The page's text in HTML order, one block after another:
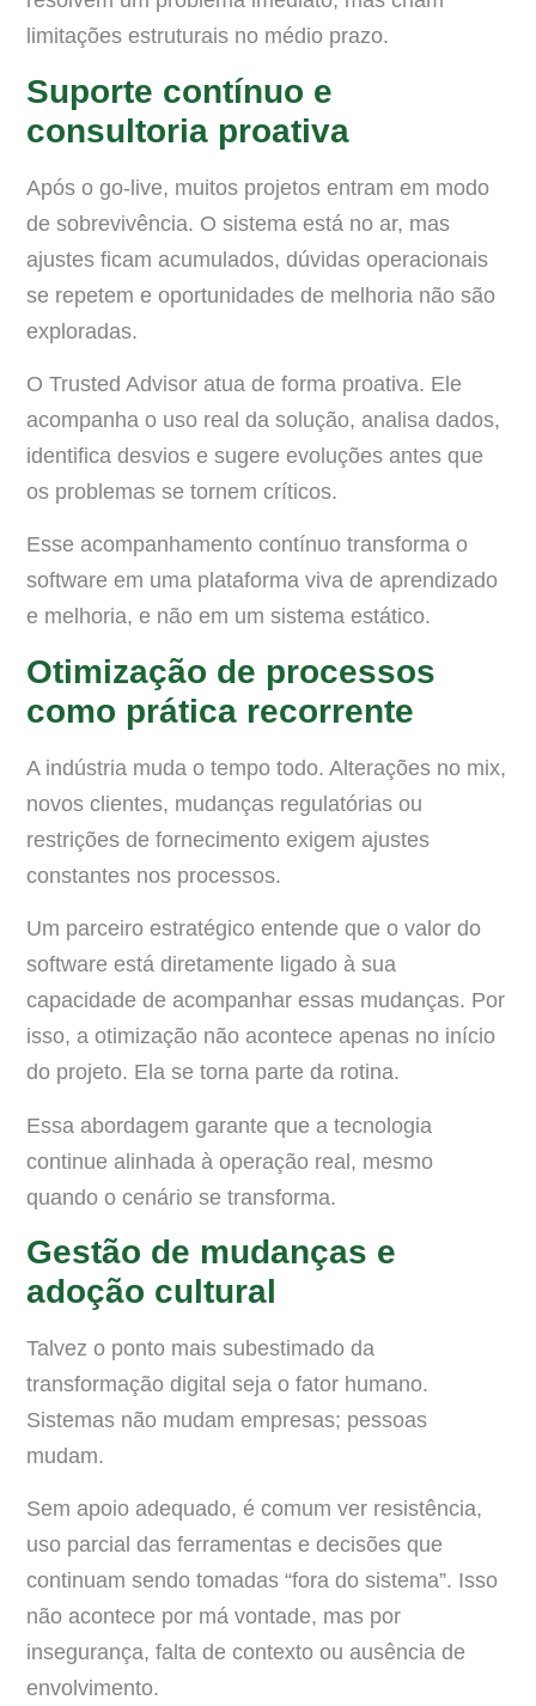
limitações estruturais no médio prazo.
Suporte contínuo e
consultoria proativa
Após o go-live, muitos projetos entram em modo
de sobrevivência. O sistema está no ar, mas
ajustes ficam acumulados, dúvidas operacionais
se repetem e oportunidades de melhoria não são
exploradas.
O Trusted Advisor atua de forma proativa. Ele
acompanha o uso real da solução, analisa dados,
identifica desvios e sugere evoluções antes que
os problemas se tornem críticos.
Esse acompanhamento contínuo transforma o
software em uma plataforma viva de aprendizado
e melhoria, e não em um sistema estático.
Otimização de processos
como prática recorrente
A indústria muda o tempo todo. Alterações no mix,
novos clientes, mudanças regulatórias ou
restrições de fornecimento exigem ajustes
constantes nos processos.
Um parceiro estratégico entende que o valor do
software está diretamente ligado à sua
capacidade de acompanhar essas mudanças. Por
isso, a otimização não acontece apenas no início
do projeto. Ela se torna parte da rotina.
Essa abordagem garante que a tecnologia
continue alinhada à operação real, mesmo
quando o cenário se transforma.
Gestão de mudanças e
adoção cultural
Talvez o ponto mais subestimado da
transformação digital seja o fator humano.
Sistemas não mudam empresas; pessoas
mudam.
Sem apoio adequado, é comum ver resistência,
uso parcial das ferramentas e decisões que
continuam sendo tomadas “fora do sistema”. Isso
não acontece por má vontade, mas por
insegurança, falta de contexto ou ausência de
envolvimento.